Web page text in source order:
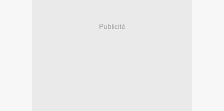
Publicité